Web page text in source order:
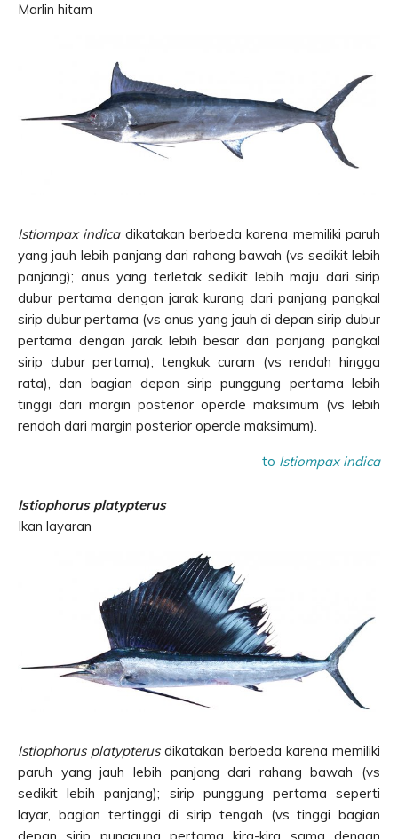
Marlin hitam
Istiompax indicadikatakan berbeda karena memiliki paruh
yang jauh lebih panjang dari rahang bawah (vs sedikit lebih
panjang); anus yang terletak sedikit lebih maju dari sirip
dubur pertama dengan jarak kurang dari panjang pangkal
sirip dubur pertama (vs anus yang jauh di depan sirip dubur
pertama dengan jarak lebih besar dari panjang pangkal
sirip dubur pertama); tengkuk curam (vs rendah hingga
rata), dan bagian depan sirip punggung pertama lebih
tinggi dari margin posterior opercle maksimum (vs lebih
rendah dari margin posterior opercle maksimum).
to Istiompax indica
Istiophorus platypterus
Ikan layaran
Istiophorus platypterusdikatakan berbeda karena memiliki
paruh yang jauh lebih panjang dari rahang bawah (vs
sedikit lebih panjang); sirip punggung pertama seperti
layar, bagian tertinggi di sirip tengah (vs tinggi bagian